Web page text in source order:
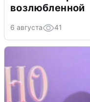
возлюбленной
6 августа 41